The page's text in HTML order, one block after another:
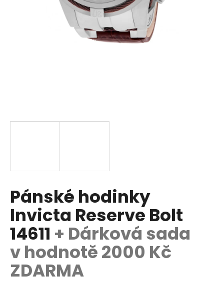
Pánské hodinky
Invicta Reserve Bolt
14611 + Dárková sada
v hodnotě 2000 Kč
ZDARMA
o
o
r
u
č
u
j
e
m
e